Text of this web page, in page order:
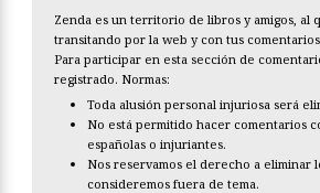
Zenda es un territorio de libros y amigos, al
transitando por la web y con tus
Para participar en esta sección de
registrado. Normas:
Toda alusión personal injuriosa será
No está permitido hacer comentarios
españolas o injuriantes.
Nos reservamos el derecho a eliminar
consideremos fuera de tema.